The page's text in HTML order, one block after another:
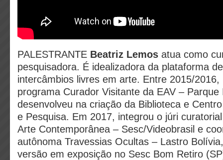
PALESTRANTE Beatriz Lemos atua como
pesquisadora. É idealizadora da plataforma
intercâmbios livres em arte. Entre 2015/2016,
programa Curador Visitante da EAV –
desenvolveu na criação da Biblioteca e
e Pesquisa. Em 2017, integrou o júri
Arte Contemporânea – Sesc/Videobrasil e
autônoma Travessias Ocultas – Lastro
versão em exposição no Sesc Bom Retiro